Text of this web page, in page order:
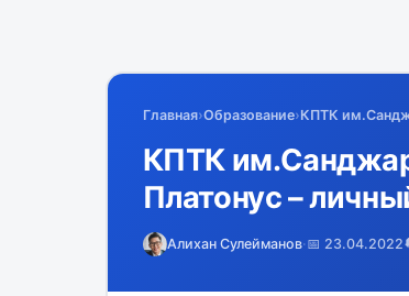
Главная›Образование›КПТК
КПТК
Платонус –
Алихан Сулейманов·📅 23.04.2022